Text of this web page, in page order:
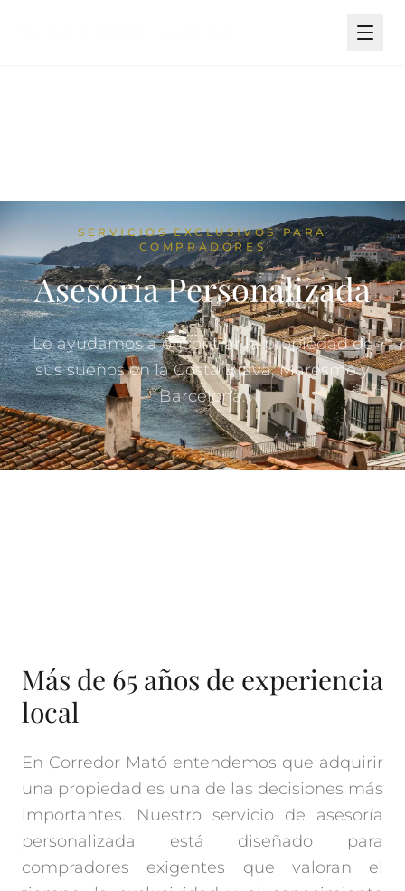
SERVICIOS EXCLUSIVOS PARA
COMPRADORES
Asesoría Personalizada
Le ayudamos a encontrar la propiedad de
sus sueños en la Costa Brava, Maresme y
Barcelona.
Más de 65 años de experiencia
local
En Corredor Mató entendemos que adquirir
una propiedad es una de las decisiones más
importantes. Nuestro servicio de asesoría
personalizada está diseñado para
compradores exigentes que valoran el